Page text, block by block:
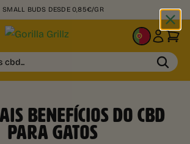
+50.000 CLIENTES SATISFEITOS
PT
cbd...
BENEFÍCIOS DO CBD
PARA GATOS